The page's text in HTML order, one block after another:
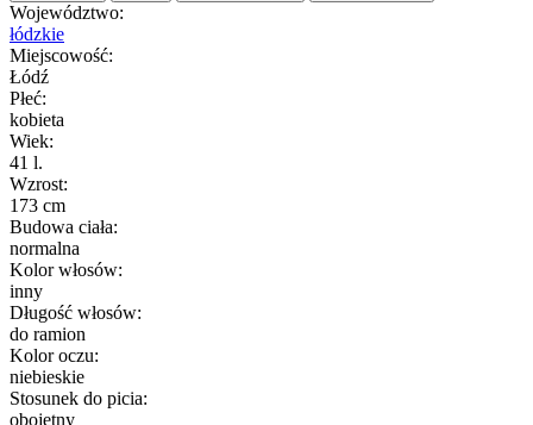
Województwo:
łódzkie
Miejscowość:
Łódź
Płeć:
kobieta
Wiek:
41 l.
Wzrost:
173 cm
Budowa ciała:
normalna
Kolor włosów:
inny
Długość włosów:
do ramion
Kolor oczu:
niebieskie
Stosunek do picia:
obojętny